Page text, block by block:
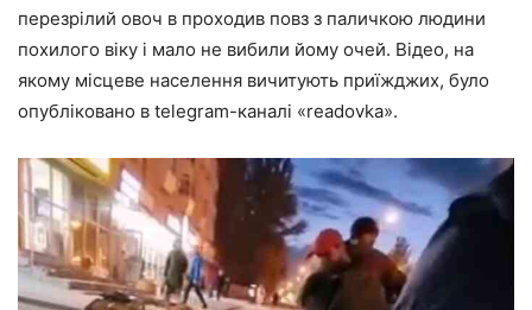
перезрілий овоч в проходив повз з паличкою людини
похилого віку і мало не вибили йому очей. Відео, на
якому місцеве населення вичитують приїжджих, було
опубліковано в telegram-каналі «readovka».